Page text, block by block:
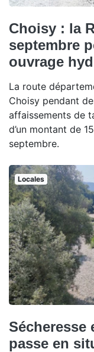
Choisy : la
septembre
ouvrage
La route
Choisy pendant
affaissements de
d’un montant de
septembre.
Locales
Sécheresse
passe en